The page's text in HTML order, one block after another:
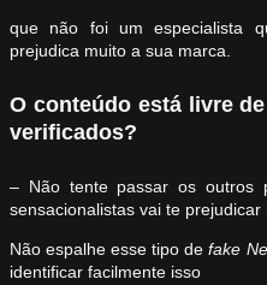
que não foi um especialista
prejudica muito a sua marca.
O conteúdo está livre
verificados?
– Não tente passar os outros
sensacionalistas vai te prejudicar
Não espalhe esse tipo defake
identificar facilmente isso